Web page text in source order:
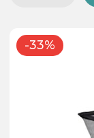
-33%